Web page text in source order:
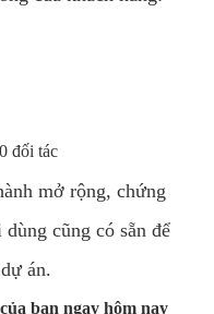
đối tác
mở rộng, chứng
cũng có sẵn để
án.
bạn ngay hôm nay